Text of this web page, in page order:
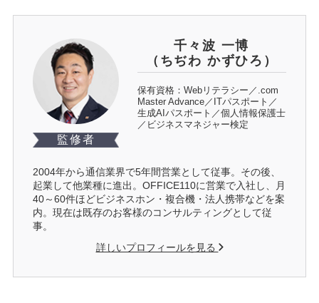
監修者
千々波 一博
（ちぢわ かずひろ）
保有資格：Webリテラシー／.com
Master Advance／ITパスポート／
生成AIパスポート／個人情報保護士
／ビジネスマネジャー検定
2004年から通信業界で5年間営業として従事。その後、
起業して他業種に進出。OFFICE110に営業で入社し、月
40～60件ほどビジネスホン・複合機・法人携帯などを案
内。現在は既存のお客様のコンサルティングとして従
事。
詳しいプロフィールを見る